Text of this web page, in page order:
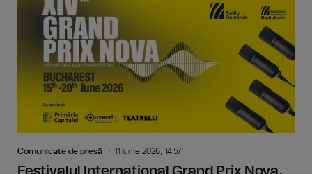
Comunicate de presă 11 Iunie 2026, 14:57